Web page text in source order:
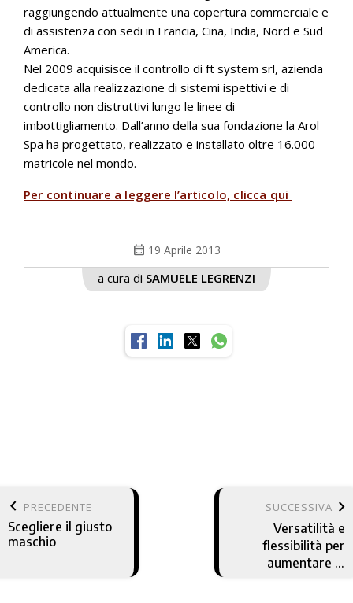
raggiungendo attualmente una copertura commerciale e
di assistenza con sedi in Francia, Cina, India, Nord e Sud
America.
Nel 2009 acquisisce il controllo di ft system srl, azienda
dedicata alla realizzazione di sistemi ispettivi e di
controllo non distruttivi lungo le linee di
imbottigliamento. Dall’anno della sua fondazione la Arol
Spa ha progettato, realizzato e installato oltre 16.000
matricole nel mondo.
Per continuare a leggere l’articolo, clicca qui
calendar_month 19 Aprile 2013
a cura di SAMUELE LEGRENZI
keyboard_arrow_left PRECEDENTE
Scegliere il giusto
maschio
SUCCESSIVA keyboard_arrow_right
Versatilità e
flessibilità per
aumentare la